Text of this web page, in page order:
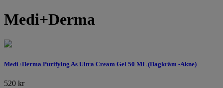
Medi+Derma
Medi+Derma Purifying As Ultra Cream Gel 50 ML (Dagkräm -Akne)
520 kr